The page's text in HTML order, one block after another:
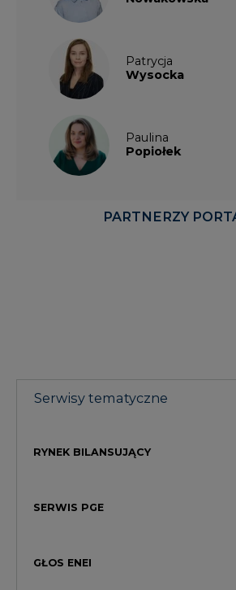
Patrycja
Wysocka
Paulina
Popiołek
PARTNERZY
Serwisy tematyczne
RYNEK BILANSUJĄCY
SERWIS PGE
GŁOS ENEI